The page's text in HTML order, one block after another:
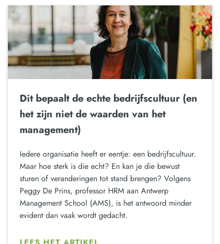
Dit bepaalt de echte bedrijfscultuur (en
het zijn niet de waarden van het
management)
Iedere organisatie heeft er eentje: een bedrijfscultuur.
Maar hoe sterk is die echt? En kan je die bewust
sturen of veranderingen tot stand brengen? Volgens
Peggy De Prins, professor HRM aan Antwerp
Management School (AMS), is het antwoord minder
evident dan vaak wordt gedacht.